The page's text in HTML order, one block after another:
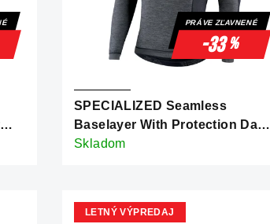
PRÁVE ZĽAVNENÉ
-33%
SPECIALIZED Seamless
Baselayer With Protection Dark
Gray
Skladom
LETNÝ VÝPREDAJ